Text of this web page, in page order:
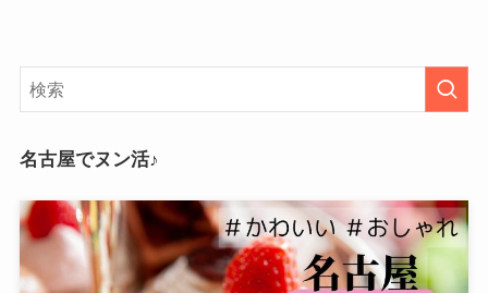
名古屋でヌン活♪